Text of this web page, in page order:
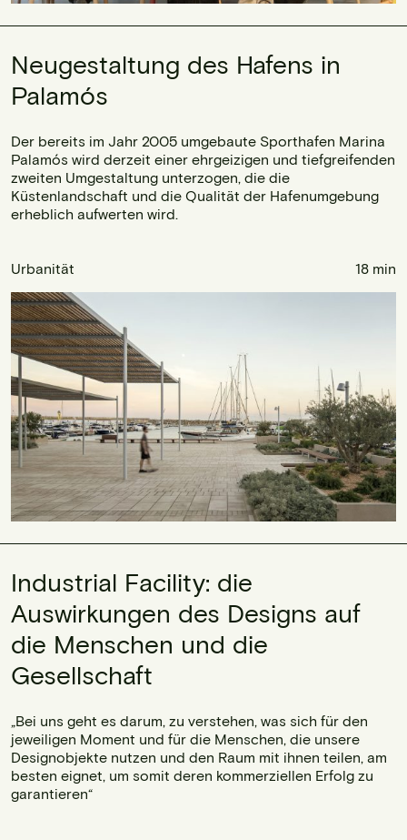
Neugestaltung des Hafens in
Palamós
Der bereits im Jahr 2005 umgebaute Sporthafen Marina
Palamós wird derzeit einer ehrgeizigen und tiefgreifenden
zweiten Umgestaltung unterzogen, die die
Küstenlandschaft und die Qualität der Hafenumgebung
erheblich aufwerten wird.
Urbanität 18 min
Industrial Facility: die
Auswirkungen des Designs auf
die Menschen und die
Gesellschaft
„Bei uns geht es darum, zu verstehen, was sich für den
jeweiligen Moment und für die Menschen, die unsere
Designobjekte nutzen und den Raum mit ihnen teilen, am
besten eignet, um somit deren kommerziellen Erfolg zu
garantieren“